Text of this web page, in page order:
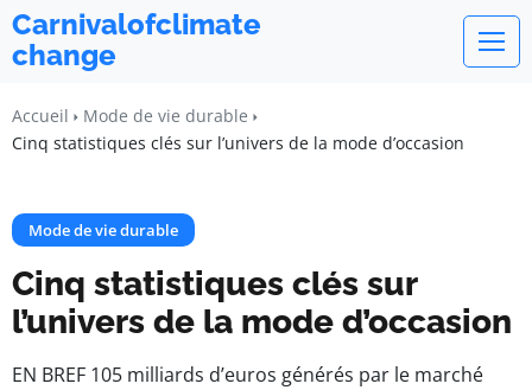
Carnivalofclimate
change
Accueil
Mode de vie durable
Cinq statistiques clés sur l’univers de la mode d’occasion
Mode de vie durable
Cinq statistiques clés sur
l’univers de la mode d’occasion
EN BREF 105 milliards d’euros générés par le marché